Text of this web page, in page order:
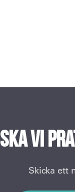
Ska vi
Skicka ett